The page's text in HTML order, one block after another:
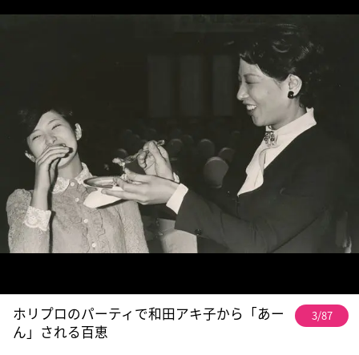
ホリプロのパーティで和田アキ子から「あー
ん」される百恵
3/87